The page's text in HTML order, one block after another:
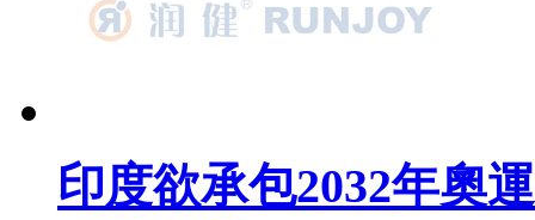
印度欲承包2032年奧